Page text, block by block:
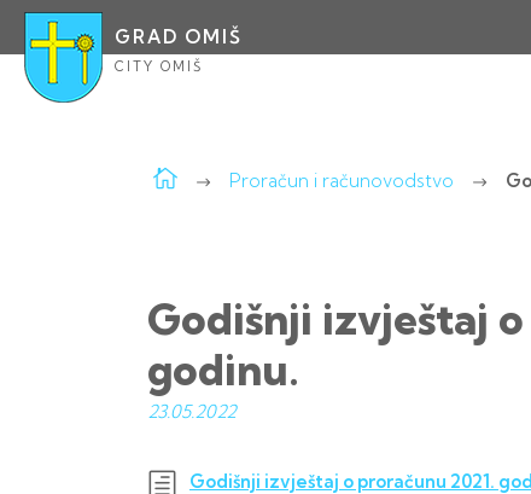
GRAD OMIŠ
CITY OMIŠ
Proračun i računovodstvo
Godišnji izvještaj o
godinu.
23.05.2022
Godišnji izvještaj o proračunu 2021.